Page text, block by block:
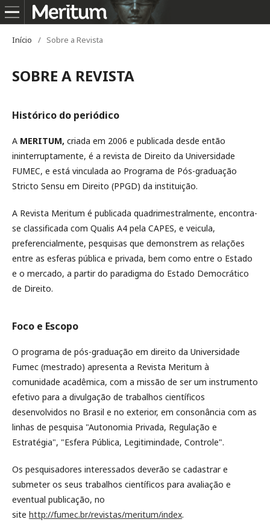
Início / Sobre a Revista
SOBRE A REVISTA
Histórico do periódico
A MERITUM, criada em 2006 e publicada desde então
ininterruptamente, é a revista de Direito da Universidade
FUMEC, e está vinculada ao Programa de Pós-graduação
Stricto Sensu em Direito (PPGD) da instituição.
A Revista Meritum é publicada quadrimestralmente, encontra-
se classificada com Qualis A4 pela CAPES, e veicula,
preferencialmente, pesquisas que demonstrem as relações
entre as esferas pública e privada, bem como entre o Estado
e o mercado, a partir do paradigma do Estado Democrático
de Direito.
Foco e Escopo
O programa de pós-graduação em direito da Universidade
Fumec (mestrado) apresenta a Revista Meritum à
comunidade acadêmica, com a missão de ser um instrumento
efetivo para a divulgação de trabalhos científicos
desenvolvidos no Brasil e no exterior, em consonância com as
linhas de pesquisa "Autonomia Privada, Regulação e
Estratégia", "Esfera Pública, Legitimindade, Controle".
Os pesquisadores interessados deverão se cadastrar e
submeter os seus trabalhos científicos para avaliação e
eventual publicação, no
site http://fumec.br/revistas/meritum/index.